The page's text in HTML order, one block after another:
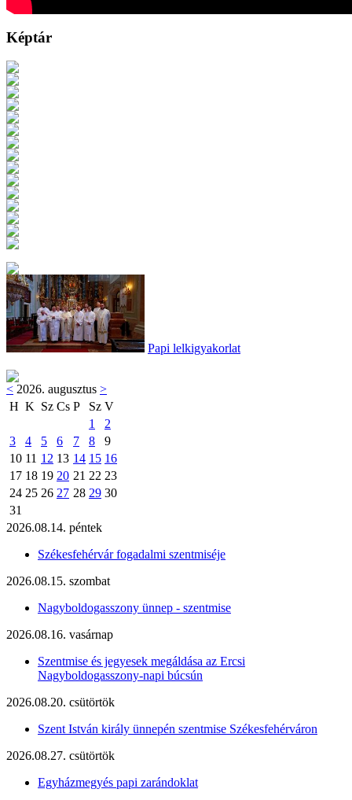
Képtár
Papi lelkigyakorlat
< 2026. augusztus >
H K Sz Cs P Sz V
1
2
3
4 5 6 7 8
9
10 11 12 13 14 15 16
17 18 19 20 21 22 23
24 25 26 27 28 29 30
31
2026.08.14. péntek
Székesfehérvár fogadalmi szentmiséje
2026.08.15. szombat
Nagyboldogasszony ünnep - szentmise
2026.08.16. vasárnap
Szentmise és jegyesek megáldása az Ercsi
Nagyboldogasszony-napi búcsún
2026.08.20. csütörtök
Szent István király ünnepén szentmise Székesfehérváron
2026.08.27. csütörtök
Egyházmegyés papi zarándoklat